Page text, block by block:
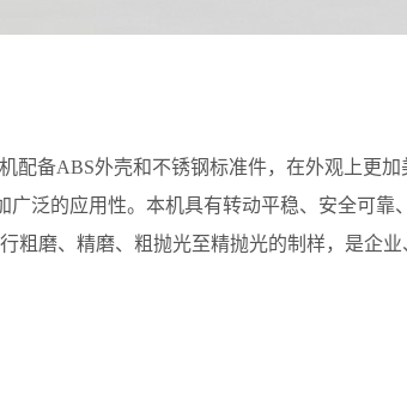
配备ABS外壳和不锈钢标准件，在外观上更
广泛的应用性。本机具有转动平稳、安全可
磨、精磨、粗抛光至精抛光的制样，是企